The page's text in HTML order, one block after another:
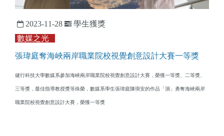
2023-11-28
學生獲獎
數媒之光
張瑋庭奪海峽兩岸職業院校視覺創意設計大賽一等獎
健行科技大學數媒系參加海峽兩岸職業院校視覺創意設計大賽，榮獲一等獎、二等獎、
三等獎，最佳指導教授獎等殊榮，數媒系學生張瑋庭陳璵安的作品「洄」勇奪海峽兩岸
職業院校視覺創意設計大賽，榮獲一等獎